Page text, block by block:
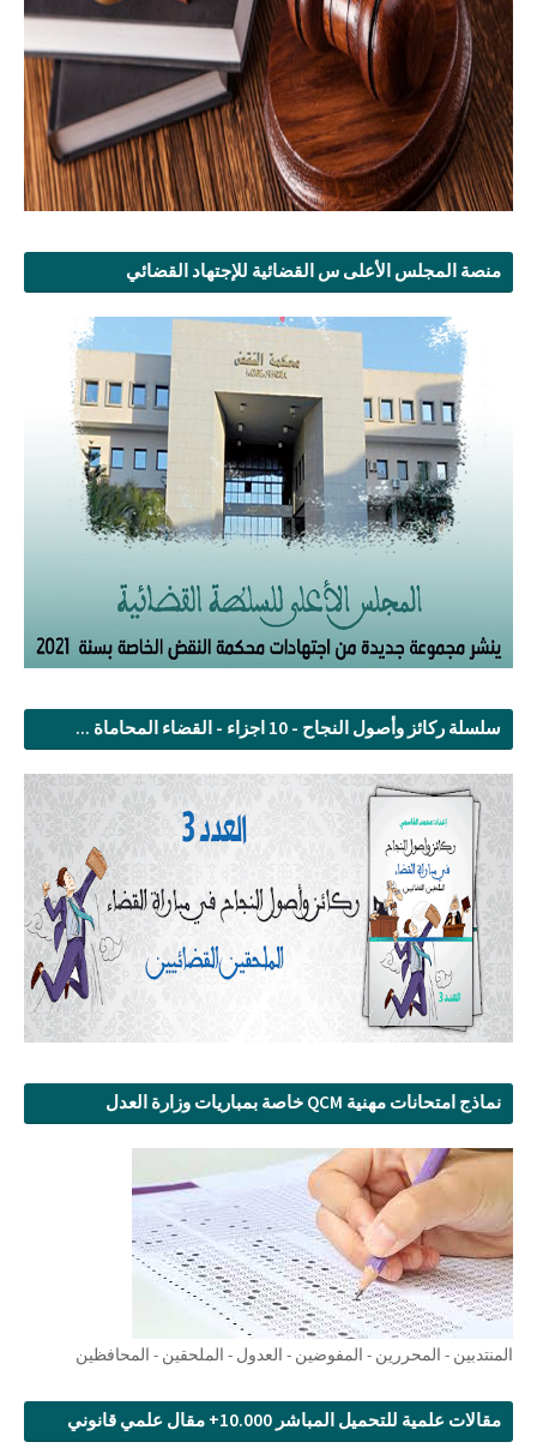
منصة المجلس الأعلى س القضائية للإجتهاد القضائي
سلسلة ركائز وأصول النجاح - 10 اجزاء - القضاء المحاماة ...
نماذج امتحانات مهنية QCM خاصة بمباريات وزارة العدل
المنتدبين - المحررين - المفوضين - العدول - الملحقين - المحافظين
مقالات علمية للتحميل المباشر 10.000+ مقال علمي قانوني